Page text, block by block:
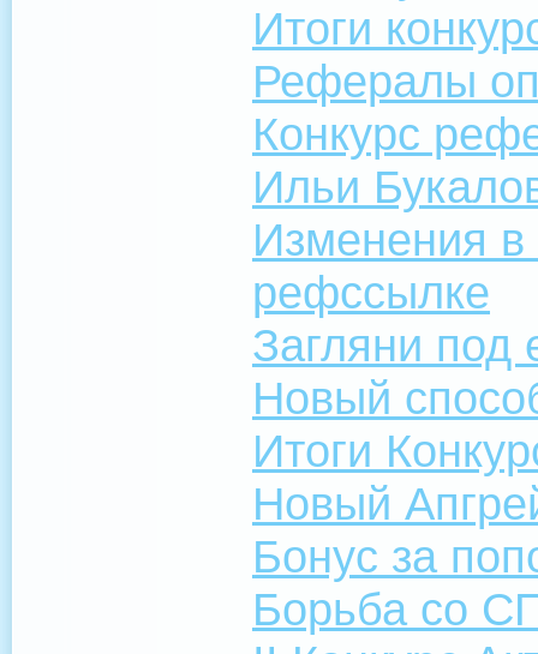
Итоги
Рефералы
Конкурс
Ильи
Изменения в
рефссылке
Загляни под
Новый
Итоги
Новый
Бонус за
Борьба со